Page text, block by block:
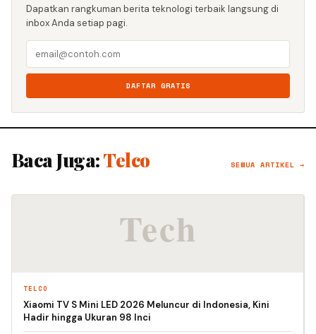
Dapatkan rangkuman berita teknologi terbaik langsung di
inbox Anda setiap pagi.
DAFTAR GRATIS
Baca Juga:Telco SEMUA ARTIKEL →
TELCO
Xiaomi TV S Mini LED 2026 Meluncur di Indonesia, Kini
Hadir hingga Ukuran 98 Inci